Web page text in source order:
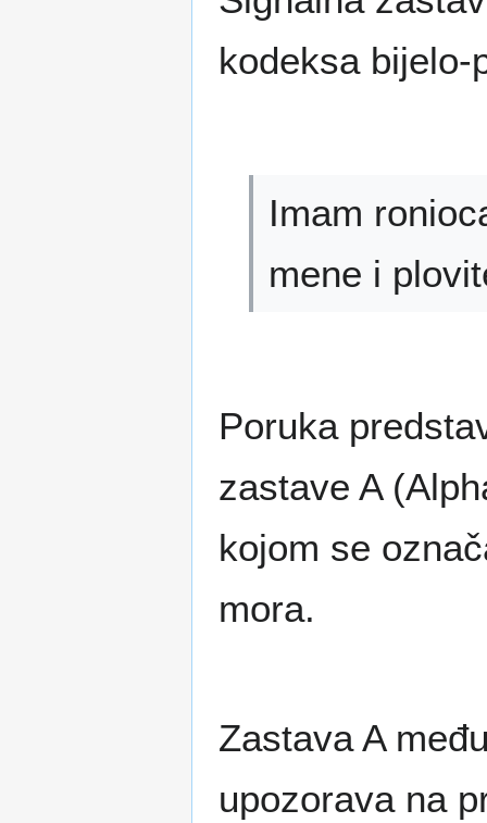
kodeksa bijelo-
Imam
mene i
Poruka
zastave A
kojom se
mora.
Zastava A
upozorava na